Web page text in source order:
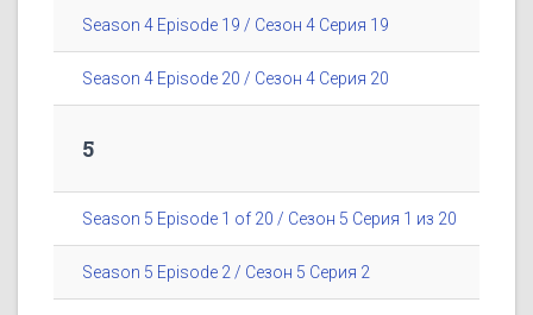
Season 4 Episode 19 / Сезон 4 Серия 19
Season 4 Episode 20 / Сезон 4 Серия 20
5
Season 5 Episode 1 of 20 / Сезон 5 Серия 1 из 20
Season 5 Episode 2 / Сезон 5 Серия 2